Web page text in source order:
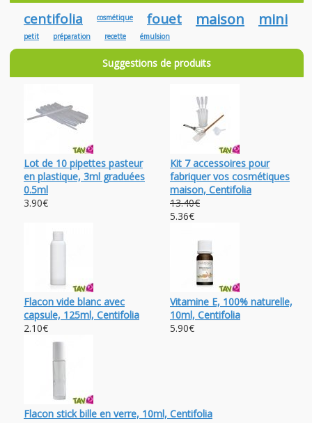
centifolia cosmétique fouet maison mini
petit préparation recette émulsion
Suggestions de produits
Lot de 10 pipettes pasteur
en plastique, 3ml graduées
0.5ml
3.90€
Kit 7 accessoires pour
fabriquer vos cosmétiques
maison, Centifolia
13.40€
5.36€
Flacon vide blanc avec
capsule, 125ml, Centifolia
2.10€
Vitamine E, 100% naturelle,
10ml, Centifolia
5.90€
Flacon stick bille en verre, 10ml, Centifolia